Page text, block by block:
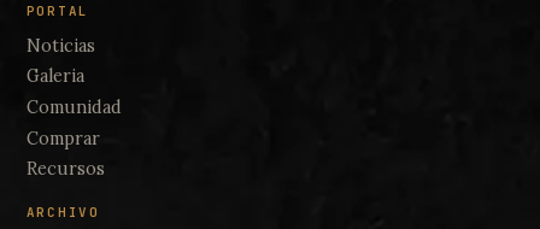
PORTAL
Noticias
Galeria
Comunidad
Comprar
Recursos
ARCHIVO